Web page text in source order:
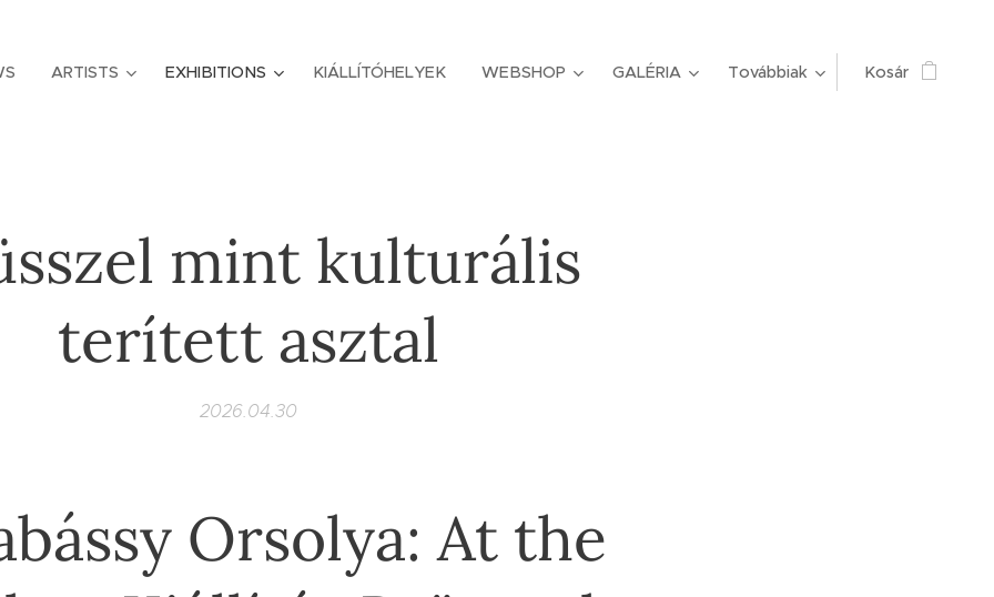
ARTISTS EXHIBITIONS KIÁLLÍTÓHELYEK WEBSHOP GALÉRIA Továbbiak Kosár
mint kulturális
terített asztal
2026.04.30
Orsolya: At the